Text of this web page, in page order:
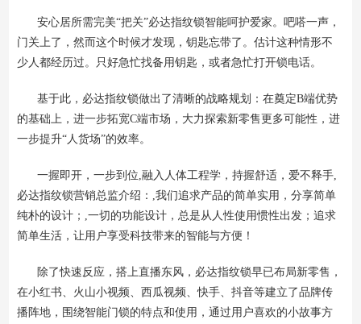
安心居所需完美“把关”必达指纹锁智能呵护爱家。吧嗒一声，
门关上了，然而这个时候才发现，钥匙忘带了。估计这种情形不
少人都经历过。只好急忙找备用钥匙，或者急忙打开锁电话。
基于此，必达指纹锁做出了清晰的战略规划：在奠定B端优势
的基础上，进一步拓宽C端市场，大力探索新零售更多可能性，进
一步提升“人货场”的效率。
一握即开，一步到位,融入人体工程学，持握舒适，爱不释手,
必达指纹锁营销总监介绍：,我们追求产品的简单实用，分享简单
纯朴的设计；,一切的功能设计，总是从人性使用惯性出发；追求
简单生活，让用户享受科技带来的智能与方便！
除了快速反应，搭上直播东风，必达指纹锁早已布局新零售，
在小红书、火山小视频、西瓜视频、快手、抖音等建立了品牌传
播阵地，围绕智能门锁的特点和使用，通过用户喜欢的小故事方